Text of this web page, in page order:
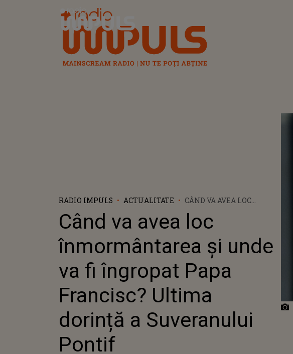
Radio Impuls
RADIO IMPULS ACTUALITATE
CÂND VA AVEA LOC
UNDE VA FI ÎNGROPAT
PAPA FRANCISC? ULTIMA
DORINȚĂ A
SUVERANULUI PONTIF
Când va avea loc
înmormântarea și unde
va fi îngropat Papa
Francisc? Ultima
dorință a Suveranului
Pontif